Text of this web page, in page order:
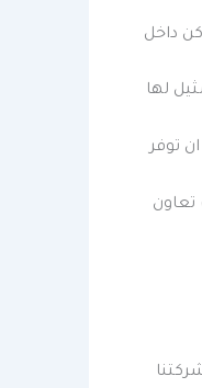
داخل
لها
توفر
تعاون